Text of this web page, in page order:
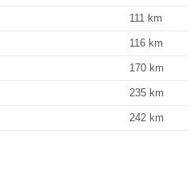
111 km
116 km
170 km
235 km
242 km